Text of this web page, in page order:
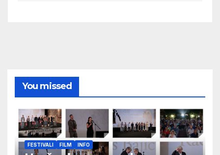
You missed
FESTIVALI FILM INFO